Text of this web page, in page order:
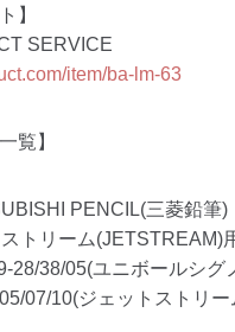
】
SERVICE
item/ba-lm-63
覧】
PENCIL(三菱鉛筆)
トリーム(JETSTREAM)
28/38/05(ユニボールシグ
07/10(ジェットストリー